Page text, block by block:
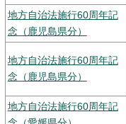
地方自治法施行60周年記
念（鹿児島県分）
地方自治法施行60周年記
念（鹿児島県分）
地方自治法施行60周年記